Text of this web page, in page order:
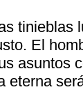
tinieblas
El
asuntos
eterna